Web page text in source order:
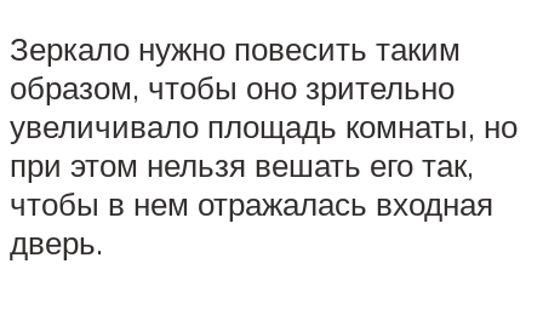
Зеркало нужно повесить таким
образом, чтобы оно зрительно
увеличивало площадь комнаты, но
при этом нельзя вешать его так,
чтобы в нем отражалась входная
дверь.